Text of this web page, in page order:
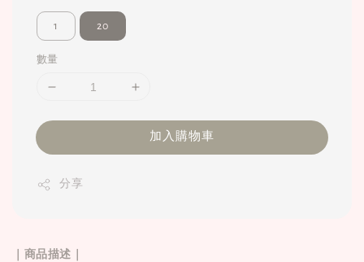
1 20
數量
加入購物車
分享
｜商品描述｜